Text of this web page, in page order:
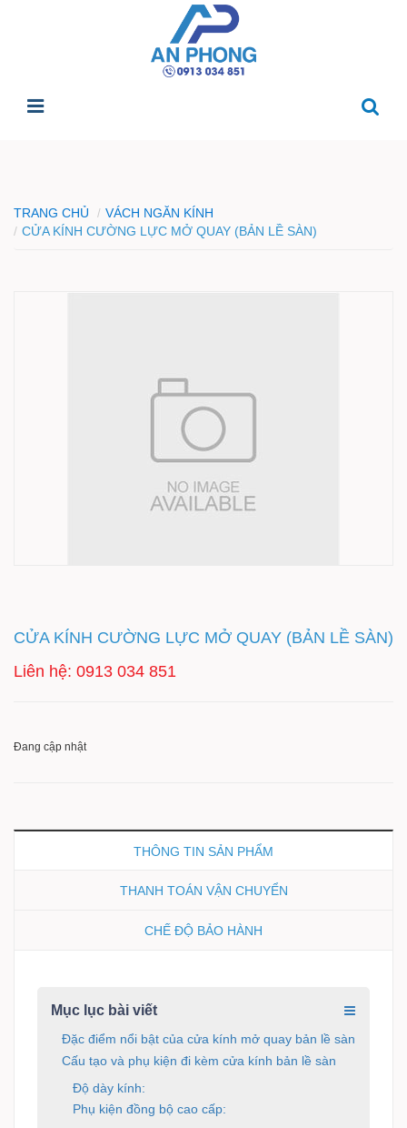
TRANG CHỦ
VÁCH NGĂN KÍNH
CỬA KÍNH CƯỜNG LỰC MỞ QUAY (BẢN LỀ SÀN)
CỬA KÍNH CƯỜNG LỰC MỞ QUAY (BẢN LỀ SÀN)
Liên hệ: 0913 034 851
Đang cập nhật
THÔNG TIN SẢN PHẨM
THANH TOÁN VẬN CHUYỂN
CHẾ ĐỘ BẢO HÀNH
Mục lục bài viết
Đặc điểm nổi bật của cửa kính mở quay bản lề sàn
Cấu tạo và phụ kiện đi kèm cửa kính bản lề sàn
Độ dày kính:
Phụ kiện đồng bộ cao cấp: